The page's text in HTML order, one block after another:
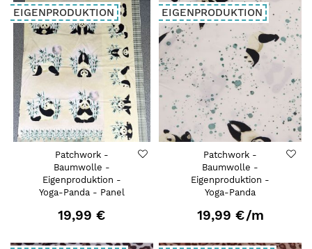
EIGENPRODUKTION
Patchwork -
Baumwolle -
Eigenproduktion -
Yoga-Panda - Panel
19,99 €
EIGENPRODUKTION
Patchwork -
Baumwolle -
Eigenproduktion -
Yoga-Panda
19,99 €/m